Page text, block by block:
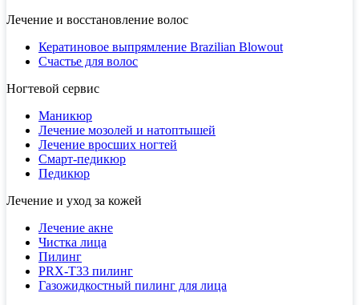
Лечение и восстановление волос
Кератиновое выпрямление Brazilian Blowout
Счастье для волос
Ногтевой сервис
Маникюр
Лечение мозолей и натоптышей
Лечение вросших ногтей
Смарт-педикюр
Педикюр
Лечение и уход за кожей
Лечение акне
Чистка лица
Пилинг
PRX-T33 пилинг
Газожидкостный пилинг для лица